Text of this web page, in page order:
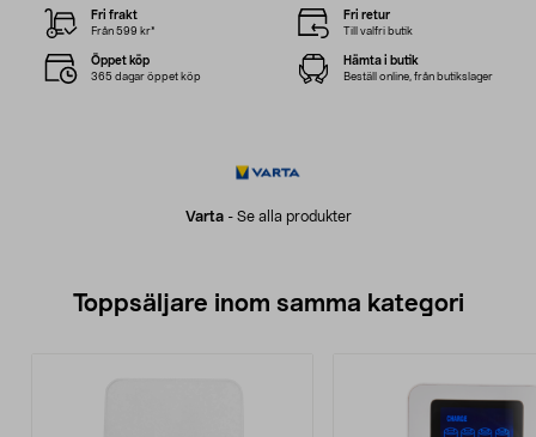
Varta- Se alla produkter
Fri frakt
Från 599 kr*
Fri retur
Till valfri butik
Öppet köp
365 dagar öppet köp
Hämta i butik
Beställ online, från butikslager
Toppsäljare inom samma kategori